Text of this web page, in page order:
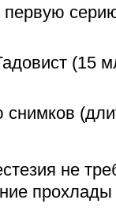
(15
не
прохлады